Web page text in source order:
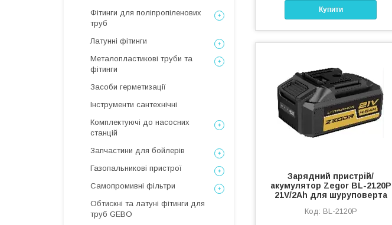
Купити
Зарядний пристрій/
акумулятор Zegor BL-2120P
21V/2Ah для шуруповерта
BL-2120P
Фітинги для поліпропіленових
труб
Латунні фітинги
Металопластикові труби та
фітинги
Засоби герметизації
Інструменти сантехнічні
Комплектуючі до насосних
станцій
Запчастини для бойлерів
Газопальникові пристрої
Самопромивні фільтри
Обтискні та латуні фітинги для
труб GEBO